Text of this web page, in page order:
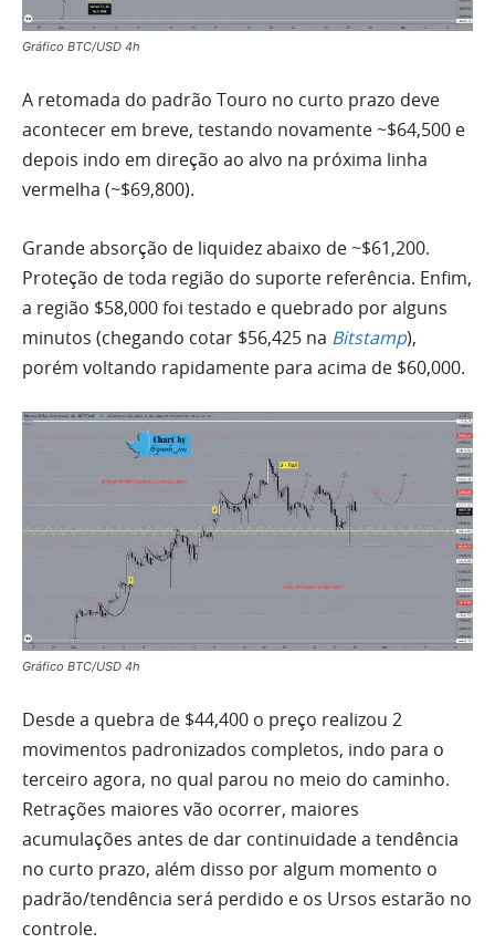
Gráfico BTC/USD 4h
A retomada do padrão Touro no curto prazo deve
acontecer em breve, testando novamente ~$64,500 e
depois indo em direção ao alvo na próxima linha
vermelha (~$69,800).
Grande absorção de liquidez abaixo de ~$61,200.
Proteção de toda região do suporte referência. Enfim,
a região $58,000 foi testado e quebrado por alguns
minutos (chegando cotar $56,425 na Bitstamp),
porém voltando rapidamente para acima de $60,000.
Gráfico BTC/USD 4h
Desde a quebra de $44,400 o preço realizou 2
movimentos padronizados completos, indo para o
terceiro agora, no qual parou no meio do caminho.
Retrações maiores vão ocorrer, maiores
acumulações antes de dar continuidade a tendência
no curto prazo, além disso por algum momento o
padrão/tendência será perdido e os Ursos estarão no
controle.